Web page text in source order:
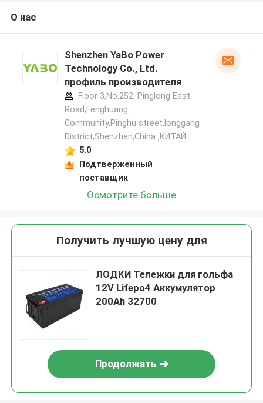
О нас
Shenzhen YaBo Power
Technology Co., Ltd.
профиль производителя
Floor 3,No.252, Pinglong East
Road,Fenghuang
Community,Pinghu street,longgang
District,Shenzhen,China ,КИТАЙ
5.0
Подтверженный
поставщик
Осмотрите больше
Получить лучшую цену для
ЛОДКИ Тележки для гольфа
12V Lifepo4 Аккумулятор
200Ah 32700
Продолжать